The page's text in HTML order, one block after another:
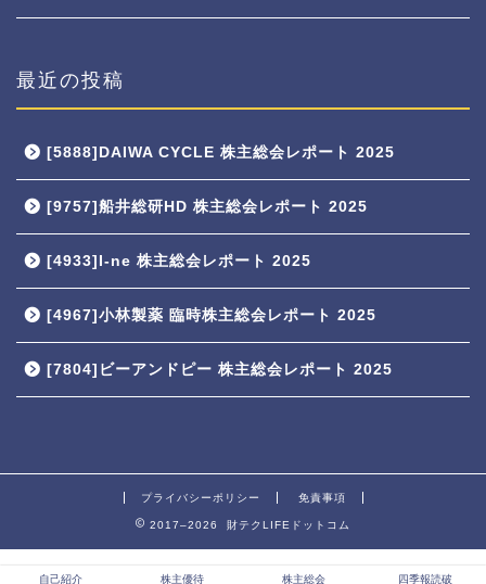
最近の投稿
[5888]DAIWA CYCLE 株主総会レポート 2025
[9757]船井総研HD 株主総会レポート 2025
[4933]I-ne 株主総会レポート 2025
[4967]小林製薬 臨時株主総会レポート 2025
[7804]ビーアンドピー 株主総会レポート 2025
プライバシーポリシー 免責事項
2017–2026 財テクLIFEドットコム
自己紹介 株主優待 株主総会 四季報読破